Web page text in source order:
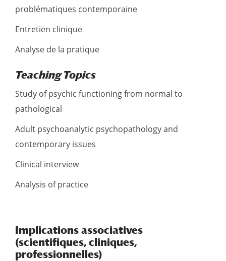
problématiques contemporaine
Entretien clinique
Analyse de la pratique
Teaching Topics
Study of psychic functioning from normal to
pathological
Adult psychoanalytic psychopathology and
contemporary issues
Clinical interview
Analysis of practice
Implications associatives
(scientifiques, cliniques,
professionnelles)